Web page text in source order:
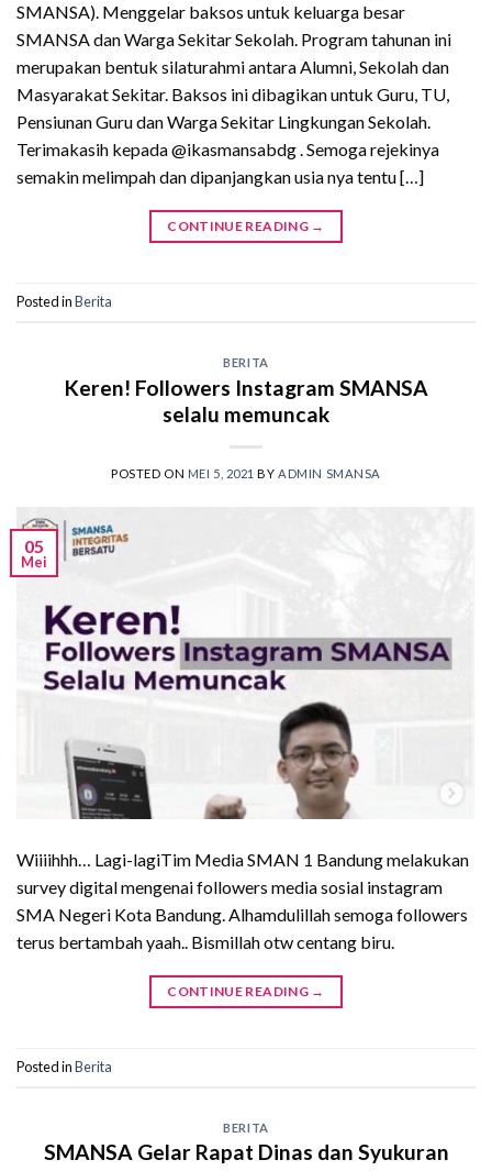
SMANSA). Menggelar baksos untuk keluarga besar
SMANSA dan Warga Sekitar Sekolah. Program tahunan ini
merupakan bentuk silaturahmi antara Alumni, Sekolah dan
Masyarakat Sekitar. Baksos ini dibagikan untuk Guru, TU,
Pensiunan Guru dan Warga Sekitar Lingkungan Sekolah.
Terimakasih kepada @ikasmansabdg . Semoga rejekinya
semakin melimpah dan dipanjangkan usia nya tentu […]
CONTINUE READING →
Posted inBerita
BERITA
Keren! Followers Instagram SMANSA
selalu memuncak
POSTED ON MEI 5, 2021 BYADMIN SMANSA
05
Mei
Wiiiihhh… Lagi-lagiTim Media SMAN 1 Bandung melakukan
survey digital mengenai followers media sosial instagram
SMA Negeri Kota Bandung. Alhamdulillah semoga followers
terus bertambah yaah.. Bismillah otw centang biru.
CONTINUE READING →
Posted inBerita
BERITA
SMANSA Gelar Rapat Dinas dan Syukuran